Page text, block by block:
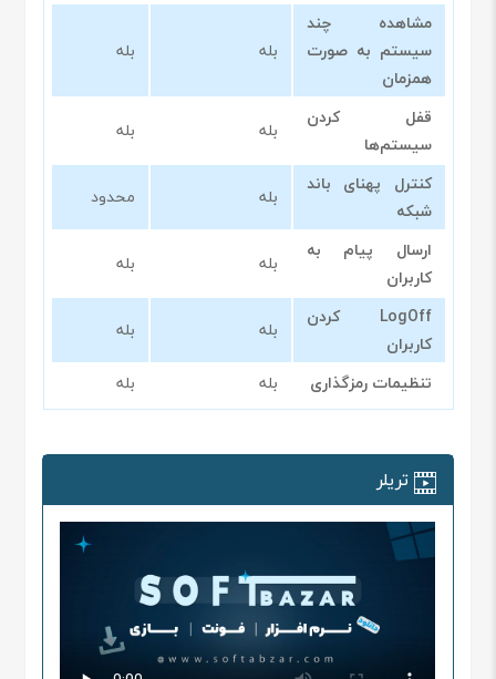
مشاهده چند
سیستم به صورت
همزمان
بله بله
قفل کردن
سیستم‌ها
بله
بله
کنترل پهنای باند
شبکه
بله
محدود
ارسال پیام به
کاربران
بله
بله
LogOff کردن
کاربران
بله
بله
تنظیمات رمزگذاری
بله بله
تریلر